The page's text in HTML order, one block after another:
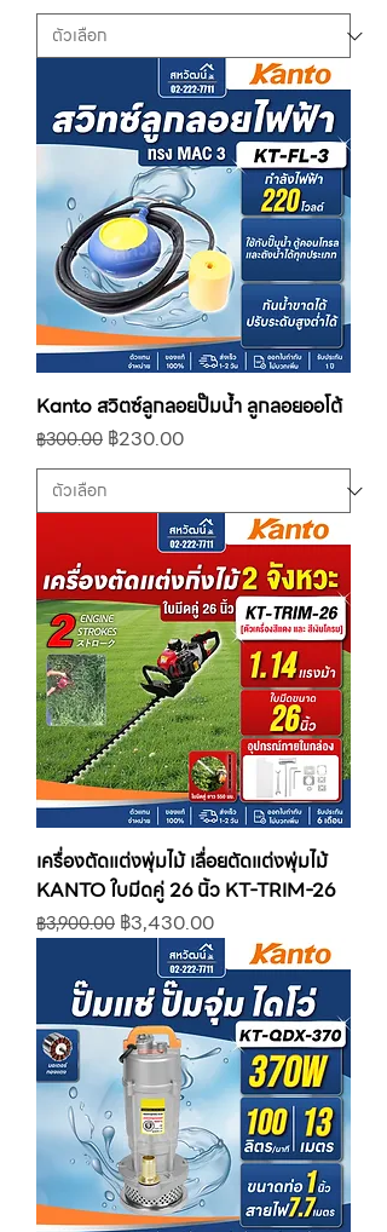
Kanto สวิตซ์ลูกลอยปั๊มน้ำ ลูกลอยออโต้
ราคาปกติ
฿300.00 ราคาขายลด
฿230.00
เครื่องตัดแต่งพุ่มไม้ เลื่อยตัดแต่งพุ่มไม้
KANTO ใบมีดคู่ 26 นิ้ว KT-TRIM-26
ราคาปกติ
฿3,900.00 ราคาขายลด
฿3,430.00